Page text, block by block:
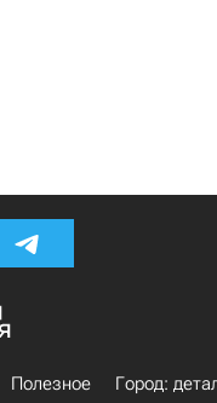
Полезное
Город: